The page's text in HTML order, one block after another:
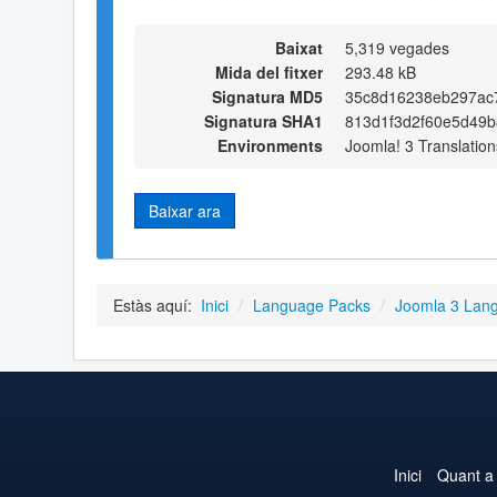
Baixat
5,319 vegades
Mida del fitxer
293.48 kB
Signatura MD5
Signatura SHA1
Environments
Joomla! 3
Baixar ara
Estàs aquí: Inici / Language Packs / Joomla 3
Inici Quant a